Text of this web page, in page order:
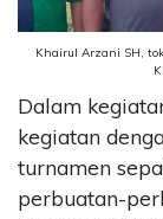
Khairul Arzani SH,
Dalam
kegiatan
turnamen
perbuatan-